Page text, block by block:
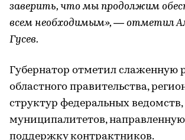
заверить, что мы продолжим
всем необходимым», — отметил
Гусев.
Губернатор отметил слаженную
областного правительства,
структур федеральных ведомств,
муниципалитетов,
поддержку контрактников.